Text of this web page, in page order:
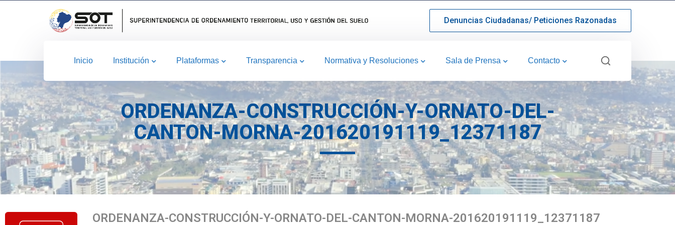
Denuncias Ciudadanas/ Peticiones Razonadas
Inicio Institución Plataformas Transparencia Normativa y Resoluciones Sala de Prensa Contacto
ORDENANZA-CONSTRUCCIÓN-Y-ORNATO-DEL-
CANTON-MORNA-201620191119_12371187
ORDENANZA-CONSTRUCCIÓN-Y-ORNATO-DEL-CANTON-MORNA-201620191119_12371187